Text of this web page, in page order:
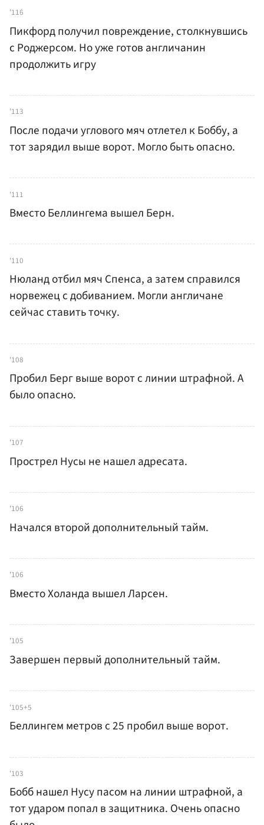
'116
Пикфорд получил повреждение, столкнувшись
с Роджерсом. Но уже готов англичанин
продолжить игру
'113
После подачи углового мяч отлетел к Боббу, а
тот зарядил выше ворот. Могло быть опасно.
'111
Вместо Беллингема вышел Берн.
'110
Нюланд отбил мяч Спенса, а затем справился
норвежец с добиванием. Могли англичане
сейчас ставить точку.
'108
Пробил Берг выше ворот с линии штрафной. А
было опасно.
'107
Прострел Нусы не нашел адресата.
'106
Начался второй дополнительный тайм.
'106
Вместо Холанда вышел Ларсен.
'105
Завершен первый дополнительный тайм.
'105+5
Беллингем метров с 25 пробил выше ворот.
'103
Бобб нашел Нусу пасом на линии штрафной, а
тот ударом попал в защитника. Очень опасно